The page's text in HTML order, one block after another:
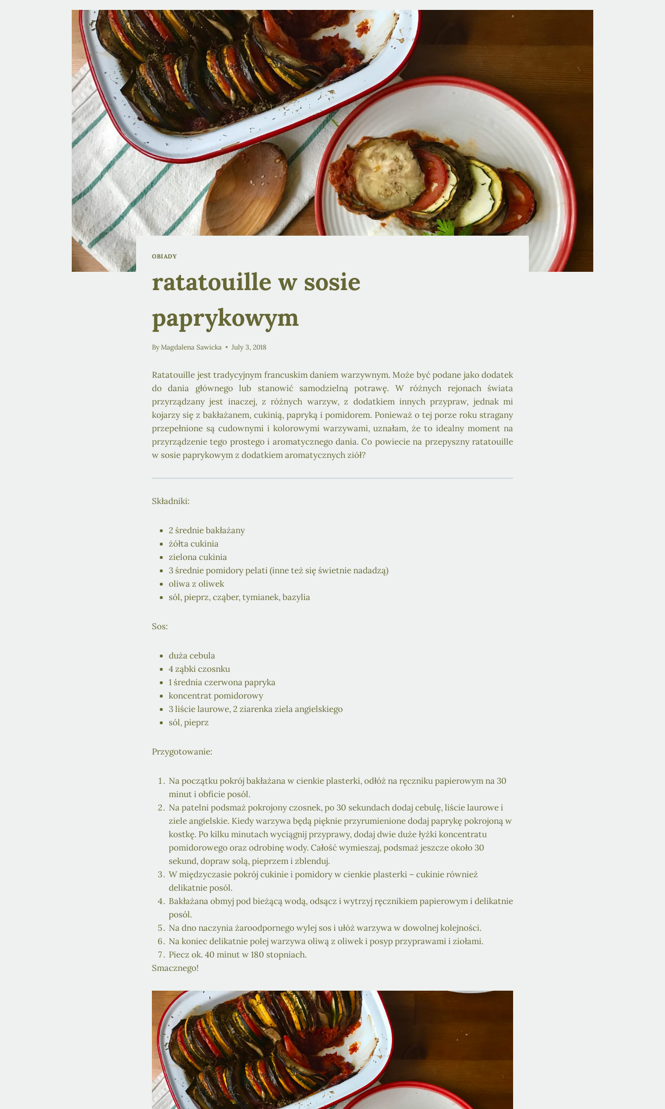
OBIADY
ratatouille w sosie
paprykowym
ByMagdalena Sawicka July 3, 2018
Ratatouille jest tradycyjnym francuskim daniem warzywnym. Może być podane jako dodatek
do dania głównego lub stanowić samodzielną potrawę. W różnych rejonach świata
przyrządzany jest inaczej, z różnych warzyw, z dodatkiem innych przypraw, jednak mi
kojarzy się z bakłażanem, cukinią, papryką i pomidorem. Ponieważ o tej porze roku stragany
przepełnione są cudownymi i kolorowymi warzywami, uznałam, że to idealny moment na
przyrządzenie tego prostego i aromatycznego dania. Co powiecie na przepyszny ratatouille
w sosie paprykowym z dodatkiem aromatycznych ziół?
Składniki:
2 średnie bakłażany
żółta cukinia
zielona cukinia
3 średnie pomidory pelati (inne też się świetnie nadadzą)
oliwa z oliwek
sól, pieprz, cząber, tymianek, bazylia
Sos:
duża cebula
4 ząbki czosnku
1 średnia czerwona papryka
koncentrat pomidorowy
3 liście laurowe, 2 ziarenka ziela angielskiego
sól, pieprz
Przygotowanie:
Na początku pokrój bakłażana w cienkie plasterki, odłóż na ręczniku papierowym na 30
minut i obficie posól.
Na patelni podsmaż pokrojony czosnek, po 30 sekundach dodaj cebulę, liście laurowe i
ziele angielskie. Kiedy warzywa będą pięknie przyrumienione dodaj paprykę pokrojoną w
kostkę. Po kilku minutach wyciągnij przyprawy, dodaj dwie duże łyżki koncentratu
pomidorowego oraz odrobinę wody. Całość wymieszaj, podsmaż jeszcze około 30
sekund, dopraw solą, pieprzem i zblenduj.
W międzyczasie pokrój cukinie i pomidory w cienkie plasterki – cukinie również
delikatnie posól.
Bakłażana obmyj pod bieżącą wodą, odsącz i wytrzyj ręcznikiem papierowym i delikatnie
posól.
Na dno naczynia żaroodpornego wylej sos i ułóż warzywa w dowolnej kolejności.
Na koniec delikatnie polej warzywa oliwą z oliwek i posyp przyprawami i ziołami.
Piecz ok. 40 minut w 180 stopniach.
Smacznego!